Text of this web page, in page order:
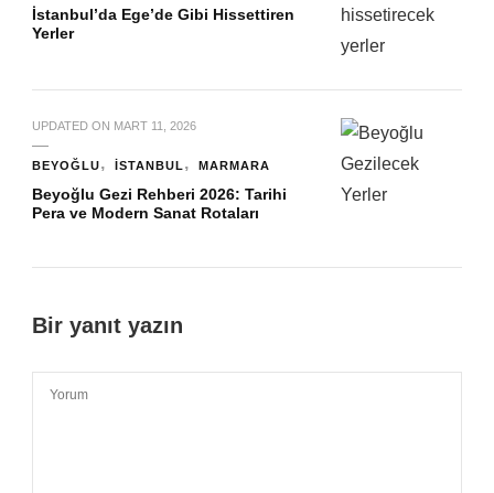
İstanbul’da Ege’de Gibi Hissettiren
Yerler
UPDATED ON MART 11, 2026
BEYOĞLU İSTANBUL MARMARA
Beyoğlu Gezi Rehberi 2026: Tarihi
Pera ve Modern Sanat Rotaları
Bir yanıt yazın